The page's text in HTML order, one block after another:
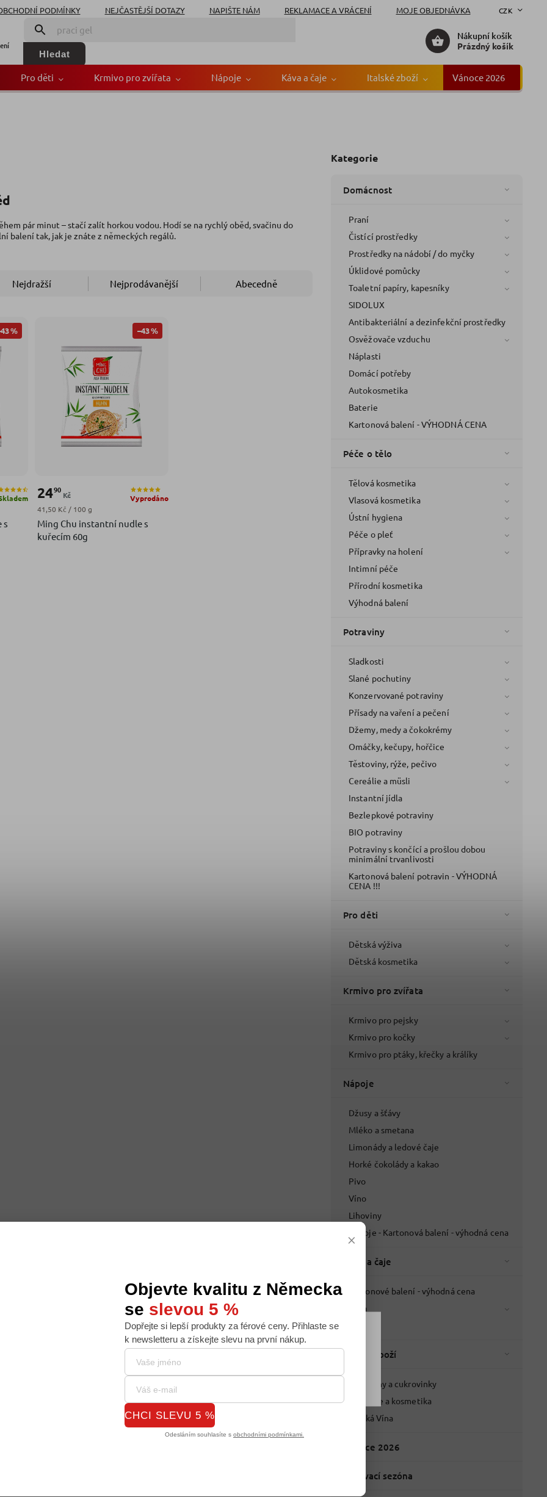
nabídku na míru, ale abychom to zvládli, používáme k
Používáním tohoto webu s tím souhlasíte.
Souhlasím
PODMÍNKY NEJČASTĚJŠÍ DOTAZY NAPIŠTE NÁM REKLAMACE A VRÁCENÍ MOJE OBJEDNÁVKA CZK
Hledat
Nákupní košík
Prázdný košík
Pro děti Krmivo pro zvířata Nápoje Káva a čaje Italské zboží Vánoce 2026
Kategorie
Domácnost
Praní
Čistící prostředky
Prostředky na nádobí / do myčky
Úklidové pomůcky
Toaletní papíry, kapesníky
SIDOLUX
Antibakteriální a dezinfekční prostředky
Osvěžovače vzduchu
Náplasti
Domácí potřeby
Autokosmetika
Baterie
Kartonová balení - VÝHODNÁ CENA
Péče o tělo
Tělová kosmetika
Vlasová kosmetika
Ústní hygiena
Péče o pleť
Přípravky na holení
Intimní péče
Přírodní kosmetika
Výhodná balení
Potraviny
Sladkosti
Slané pochutiny
Konzervované potraviny
Přísady na vaření a pečení
Džemy, medy a čokokrémy
Omáčky, kečupy, hořčice
Těstoviny, rýže, pečivo
Cereálie a müsli
Instantní jídla
Bezlepkové potraviny
BIO potraviny
Potraviny s končící a prošlou dobou
minimální trvanlivosti
Kartonová balení potravin - VÝHODNÁ
CENA !!!
Pro děti
Dětská výživa
Dětská kosmetika
Krmivo pro zvířata
Krmivo pro pejsky
Krmivo pro kočky
Krmivo pro ptáky, křečky a králíky
Nápoje
Džusy a šťávy
Mléko a smetana
Limonády a ledové čaje
Horké čokolády a kakao
Pivo
Víno
Lihoviny
Nápoje - Kartonová balení - výhodná cena
Káva a čaje
Kartonové balení - výhodná cena
Káva
Italské zboží
Potraviny a cukrovinky
Drogerie a kosmetika
Italská Vína
Vánoce 2026
Grilovací sezóna
pár minut – stačí zalít horkou vodou. Hodí se na rychlý oběd, svačinu do
balení tak, jak je znáte z německých regálů.
Nejdražší Nejprodávanější Abecedně
%
s
–43 %
Ming Chu instantní nudle s
kuřecím 60g
Vyprodáno
2490
Kč
Měrná cena:
41,50 Kč / 100 g
×
Objevte kvalitu z Německa
se slevou 5 %
Dopřejte si lepší produkty za férové ceny. Přihlaste se
k newsletteru a získejte slevu na první nákup.
CHCI SLEVU 5 %
Odesláním souhlasíte s obchodními podmínkami.